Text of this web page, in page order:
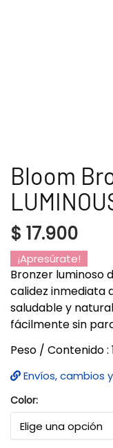
Bloom
$ 17.900
¡Apresúrate!
Bronzer luminoso
calidez inmediata
saludable y
fácilmente sin
Peso / Contenido :
Envíos, cambios
Color: